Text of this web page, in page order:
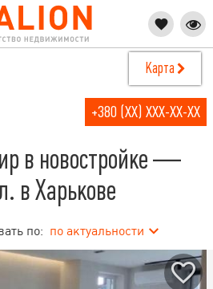
Карта
+380 (XX) XXX-XX-XX
в новостройке —
в Харькове
по: по актуальности